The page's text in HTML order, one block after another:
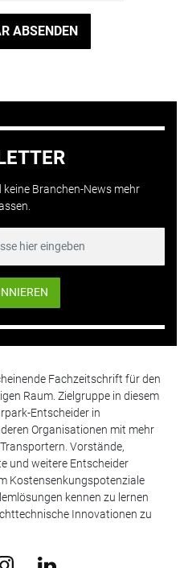
ABSENDEN
Branchen-News mehr
Fachzeitschrift für den
Raum. Zielgruppe in diesem
Entscheider in
Organisationen mit mehr
Vorstände,
und weitere Entscheider
Kostensenkungspotenziale
kennen zu lernen
Innovationen zu